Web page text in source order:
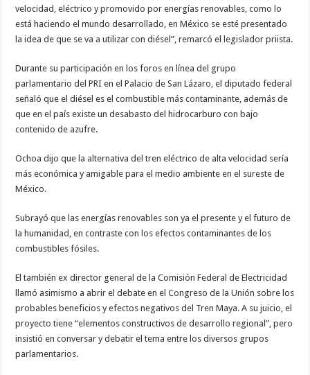
velocidad, eléctrico y promovido por energías renovables, como lo
está haciendo el mundo desarrollado, en México se esté presentado
la idea de que se va a utilizar con diésel”, remarcó el legislador priista.
Durante su participación en los foros en línea del grupo
parlamentario del PRI en el Palacio de San Lázaro, el diputado federal
señaló que el diésel es el combustible más contaminante, además de
que en el país existe un desabasto del hidrocarburo con bajo
contenido de azufre.
Ochoa dijo que la alternativa del tren eléctrico de alta velocidad sería
más económica y amigable para el medio ambiente en el sureste de
México.
Subrayó que las energías renovables son ya el presente y el futuro de
la humanidad, en contraste con los efectos contaminantes de los
combustibles fósiles.
El también ex director general de la Comisión Federal de Electricidad
llamó asimismo a abrir el debate en el Congreso de la Unión sobre los
probables beneficios y efectos negativos del Tren Maya. A su juicio, el
proyecto tiene “elementos constructivos de desarrollo regional”, pero
insistió en conversar y debatir el tema entre los diversos grupos
parlamentarios.